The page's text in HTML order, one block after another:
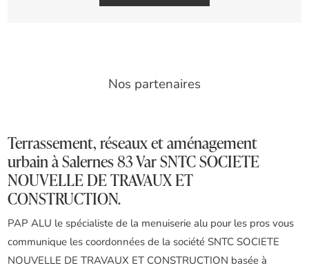
Nos partenaires
Terrassement, réseaux et aménagement
urbain à Salernes 83 Var SNTC SOCIETE
NOUVELLE DE TRAVAUX ET
CONSTRUCTION.
PAP ALU le spécialiste de la menuiserie alu pour les pros vous
communique les coordonnées de la société SNTC SOCIETE
NOUVELLE DE TRAVAUX ET CONSTRUCTION basée à